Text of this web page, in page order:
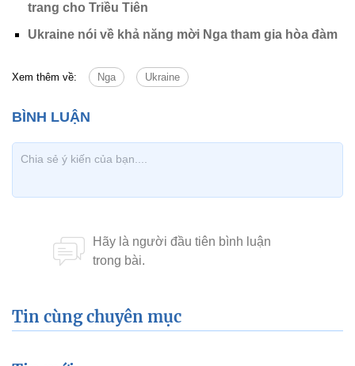
trang cho Triều Tiên
Ukraine nói về khả năng mời Nga tham gia hòa đàm
Xem thêm về: Nga Ukraine
Tin cùng chuyên mục